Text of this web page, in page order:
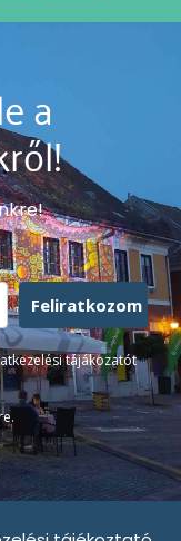
a
Feliratkozom
tájákozatót